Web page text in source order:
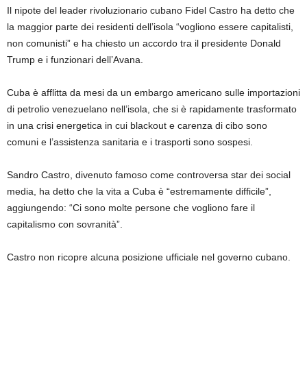
Il nipote del leader rivoluzionario cubano Fidel Castro ha detto che
la maggior parte dei residenti dell’isola “vogliono essere capitalisti,
non comunisti” e ha chiesto un accordo tra il presidente Donald
Trump e i funzionari dell’Avana.
Cuba è afflitta da mesi da un embargo americano sulle importazioni
di petrolio venezuelano nell’isola, che si è rapidamente trasformato
in una crisi energetica in cui blackout e carenza di cibo sono
comuni e l’assistenza sanitaria e i trasporti sono sospesi.
Sandro Castro, divenuto famoso come controversa star dei social
media, ha detto che la vita a Cuba è “estremamente difficile”,
aggiungendo: “Ci sono molte persone che vogliono fare il
capitalismo con sovranità”.
Castro non ricopre alcuna posizione ufficiale nel governo cubano.